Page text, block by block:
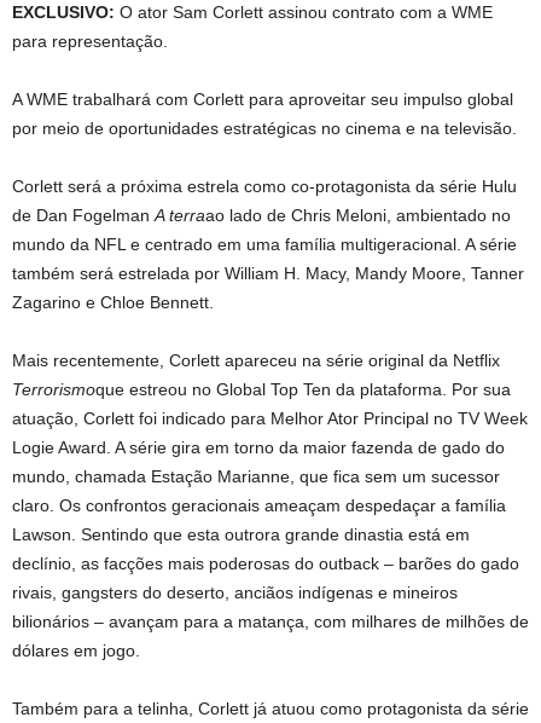
EXCLUSIVO: O ator Sam Corlett assinou contrato com a WME
para representação.
A WME trabalhará com Corlett para aproveitar seu impulso global
por meio de oportunidades estratégicas no cinema e na televisão.
Corlett será a próxima estrela como co-protagonista da série Hulu
de Dan Fogelman A terraao lado de Chris Meloni, ambientado no
mundo da NFL e centrado em uma família multigeracional. A série
também será estrelada por William H. Macy, Mandy Moore, Tanner
Zagarino e Chloe Bennett.
Mais recentemente, Corlett apareceu na série original da Netflix
Terrorismoque estreou no Global Top Ten da plataforma. Por sua
atuação, Corlett foi indicado para Melhor Ator Principal no TV Week
Logie Award. A série gira em torno da maior fazenda de gado do
mundo, chamada Estação Marianne, que fica sem um sucessor
claro. Os confrontos geracionais ameaçam despedaçar a família
Lawson. Sentindo que esta outrora grande dinastia está em
declínio, as facções mais poderosas do outback – barões do gado
rivais, gangsters do deserto, anciãos indígenas e mineiros
bilionários – avançam para a matança, com milhares de milhões de
dólares em jogo.
Também para a telinha, Corlett já atuou como protagonista da série